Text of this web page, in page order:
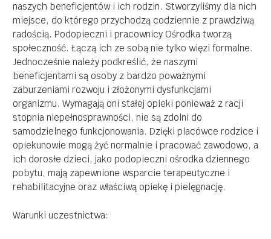
naszych beneficjentów i ich rodzin. Stworzyliśmy dla nich
miejsce, do którego przychodzą codziennie z prawdziwą
radością. Podopieczni i pracownicy Ośrodka tworzą
społeczność. Łączą ich ze sobą nie tylko więzi formalne.
Jednocześnie należy podkreślić, że naszymi
beneficjentami są osoby z bardzo poważnymi
zaburzeniami rozwoju i złożonymi dysfunkcjami
organizmu. Wymagają oni stałej opieki ponieważ z racji
stopnia niepełnosprawności, nie są zdolni do
samodzielnego funkcjonowania. Dzięki placówce rodzice i
opiekunowie mogą żyć normalnie i pracować zawodowo, a
ich dorosłe dzieci, jako podopieczni ośrodka dziennego
pobytu, mają zapewnione wsparcie terapeutyczne i
rehabilitacyjne oraz właściwą opiekę i pielęgnację.
Warunki uczestnictwa: